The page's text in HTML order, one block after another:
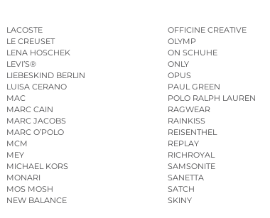
LACOSTE
LE CREUSET
LENA HOSCHEK
LEVI’S®
LIEBESKIND BERLIN
LUISA CERANO
MAC
MARC CAIN
MARC JACOBS
MARC O’POLO
MCM
MEY
MICHAEL KORS
MONARI
MOS MOSH
NEW BALANCE
OFFICINE CREATIVE
OLYMP
ON SCHUHE
ONLY
OPUS
PAUL GREEN
POLO RALPH LAUREN
RAGWEAR
RAINKISS
REISENTHEL
REPLAY
RICHROYAL
SAMSONITE
SANETTA
SATCH
SKINY